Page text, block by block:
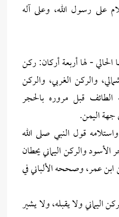
على رسول الله، وعلى آله
- لها أربعة أركان: ركن
والركن الغربي، والركن
الطائف قبل مروره بالحجر
جهة اليمن.
قول النبي صلى الله
والركن اليماني يحطان
عمر، وصححه الألباني في
اليماني ولا يقبله، ولا يشير